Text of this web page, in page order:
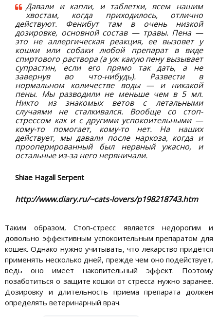
Давали и капли, и таблетки, всем нашим
хвостам, когда приходилось, отлично
действуют. Фенибут там в очень низкой
дозировке, основной состав — травы. Пена —
это не аллергическая реакция, ее вызовет у
кошки или собаки любой препарат в виде
спиртового раствора (а уж какую пену вызывает
супрастин, если его прямо так дать, а не
завернув во что-нибудь). Развести в
нормальном количестве воды — и никакой
пены. Мы разводили не меньше чем в 5 мл.
Никто из знакомых ветов с летальными
случаями не сталкивался. Вообще со стоп-
стрессом как и с другими успокоительными —
кому-то помогает, кому-то нет. На наших
действует, мы давали после наркоза, когда и
прооперированный был нервный ужасно, и
остальные из-за него нервничали.
Shiae Hagall Serpent
http://www.diary.ru/~cats-lovers/p198218743.htm
Таким образом, Стоп-стресс является недорогим и
довольно эффективным успокоительным препаратом для
кошек. Однако нужно учитывать, что лекарство придётся
применять несколько дней, прежде чем оно подействует,
ведь оно имеет накопительный эффект. Поэтому
позаботиться о защите кошки от стресса нужно заранее.
Дозировку и длительность приёма препарата должен
определять ветеринарный врач.